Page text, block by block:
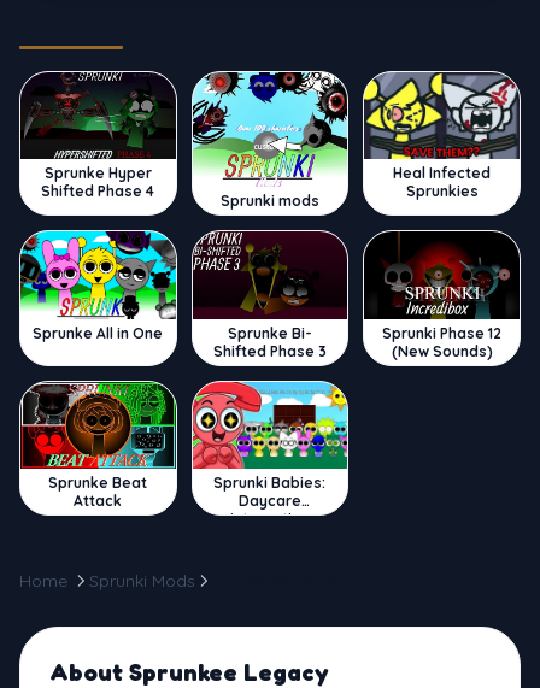
Sprunke Hyper
Shifted Phase 4
Sprunki mods
Heal Infected
Sprunkies
Sprunke All in One
Sprunke Bi-
Shifted Phase 3
Sprunki Phase 12
(New Sounds)
Sprunke Beat
Attack
Sprunki Babies:
Daycare
Interactive
Home Sprunki Mods
About Sprunkee Legacy